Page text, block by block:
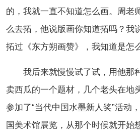
的，我就一直不知道怎么画。周老
么去拓，他说版画你知道拓吗？我
拓过《东方朔画赞》，我知道是怎
我后来就慢慢试了试，用他那
卖西瓜的一个题材，几个老头在地
参加了“当代中国水墨新人奖”活动
国美术馆展览，从那个时候就开始